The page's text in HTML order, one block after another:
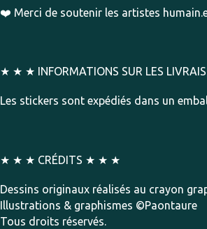
❤️ Merci de soutenir les artistes
★ ★ ★ INFORMATIONS SUR LES
Les stickers sont expédiés dans un
★ ★ ★ CRÉDITS ★ ★ ★
Dessins originaux réalisés au crayon
Illustrations & graphismes ©Paontaure
Tous droits réservés.